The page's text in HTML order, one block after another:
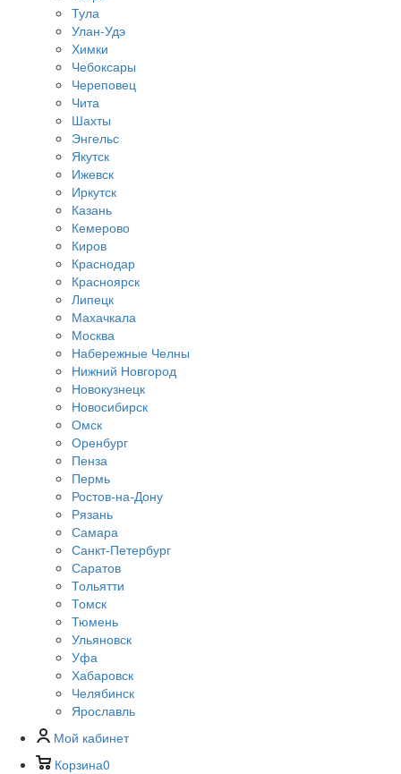
Тула
Улан-Удэ
Химки
Чебоксары
Череповец
Чита
Шахты
Энгельс
Якутск
Ижевск
Иркутск
Казань
Кемерово
Киров
Краснодар
Красноярск
Липецк
Махачкала
Москва
Набережные Челны
Нижний Новгород
Новокузнецк
Новосибирск
Омск
Оренбург
Пенза
Пермь
Ростов-на-Дону
Рязань
Самара
Санкт-Петербург
Саратов
Тольятти
Томск
Тюмень
Ульяновск
Уфа
Хабаровск
Челябинск
Ярославль
Мой кабинет
Корзина0